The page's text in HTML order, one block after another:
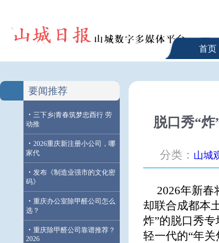
首页
要闻推荐
· 三下乡|青春筑梦忠酉行 劳
动推
· 2026重庆新注册小公司，哪
家代
· 发布《制造业强市的文化密
码》
· 重庆办公室除甲醛公司怎么
选？
· 重庆除甲醛公司靠谱推荐？
2026
脱口秀“
分类： 山城
2026年新
却联合成都本
炸”的脱口秀
轻一代的“年